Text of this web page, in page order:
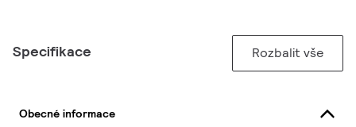
Specifikace Rozbalit vše
Obecné informace